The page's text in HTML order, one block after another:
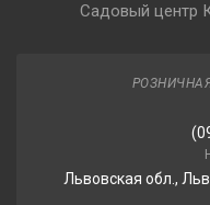
Садовый центр
Львовская обл.,